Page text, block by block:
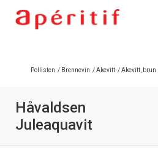
Pollisten / Brennevin /Akevitt /Akevitt, brun
Håvaldsen
Juleaquavit